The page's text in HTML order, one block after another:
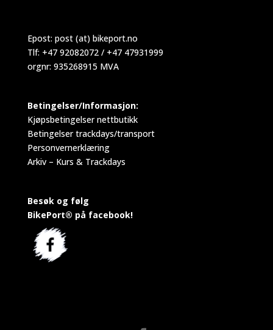
Epost: post (at) bikeport.no
Tlf: +47 92082072 / +47 47931999
orgnr: 935268915 MVA
Betingelser/Informasjon:
Kjøpsbetingelser nettbutikk
Betingelser trackdays/transport
Personvernerklæring
Arkiv – Kurs & Trackdays
Besøk og følg
BikePort® på facebook!